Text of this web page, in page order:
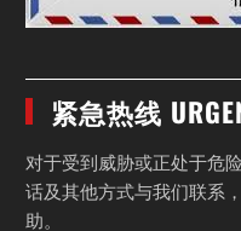
紧急热线
对于受到威胁或正处于危
话及其他方式与我们联系
助。